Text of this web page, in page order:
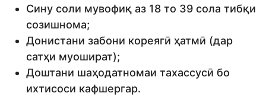
Сину соли мувофиқ аз 18 то 39 сола тибқи
созишнома;
Донистани забони кореягӣ ҳатмӣ (дар
сатҳи муошират);
Доштани шаҳодатномаи тахассусӣ бо
ихтисоси кафшергар.